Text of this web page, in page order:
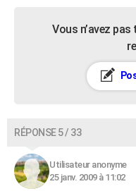
Vous n’avez
RÉPONSE 5 / 33
Utilisateur anonyme
25 janv. 2009 à 11:02